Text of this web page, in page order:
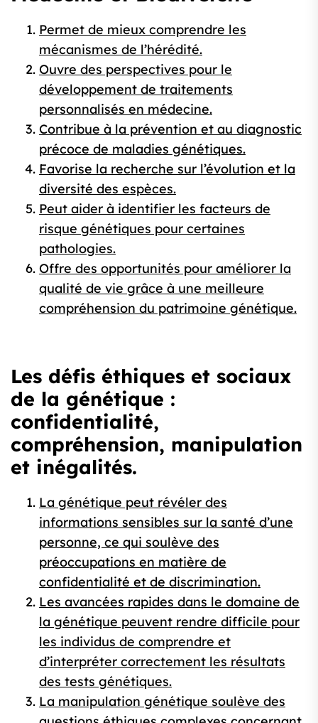
Permet de mieux comprendre les
mécanismes de l’hérédité.
Ouvre des perspectives pour le
développement de traitements
personnalisés en médecine.
Contribue à la prévention et au diagnostic
précoce de maladies génétiques.
Favorise la recherche sur l’évolution et la
diversité des espèces.
Peut aider à identifier les facteurs de
risque génétiques pour certaines
pathologies.
Offre des opportunités pour améliorer la
qualité de vie grâce à une meilleure
compréhension du patrimoine génétique.
Les défis éthiques et sociaux
de la génétique :
confidentialité,
compréhension, manipulation
et inégalités.
La génétique peut révéler des
informations sensibles sur la santé d’une
personne, ce qui soulève des
préoccupations en matière de
confidentialité et de discrimination.
Les avancées rapides dans le domaine de
la génétique peuvent rendre difficile pour
les individus de comprendre et
d’interpréter correctement les résultats
des tests génétiques.
La manipulation génétique soulève des